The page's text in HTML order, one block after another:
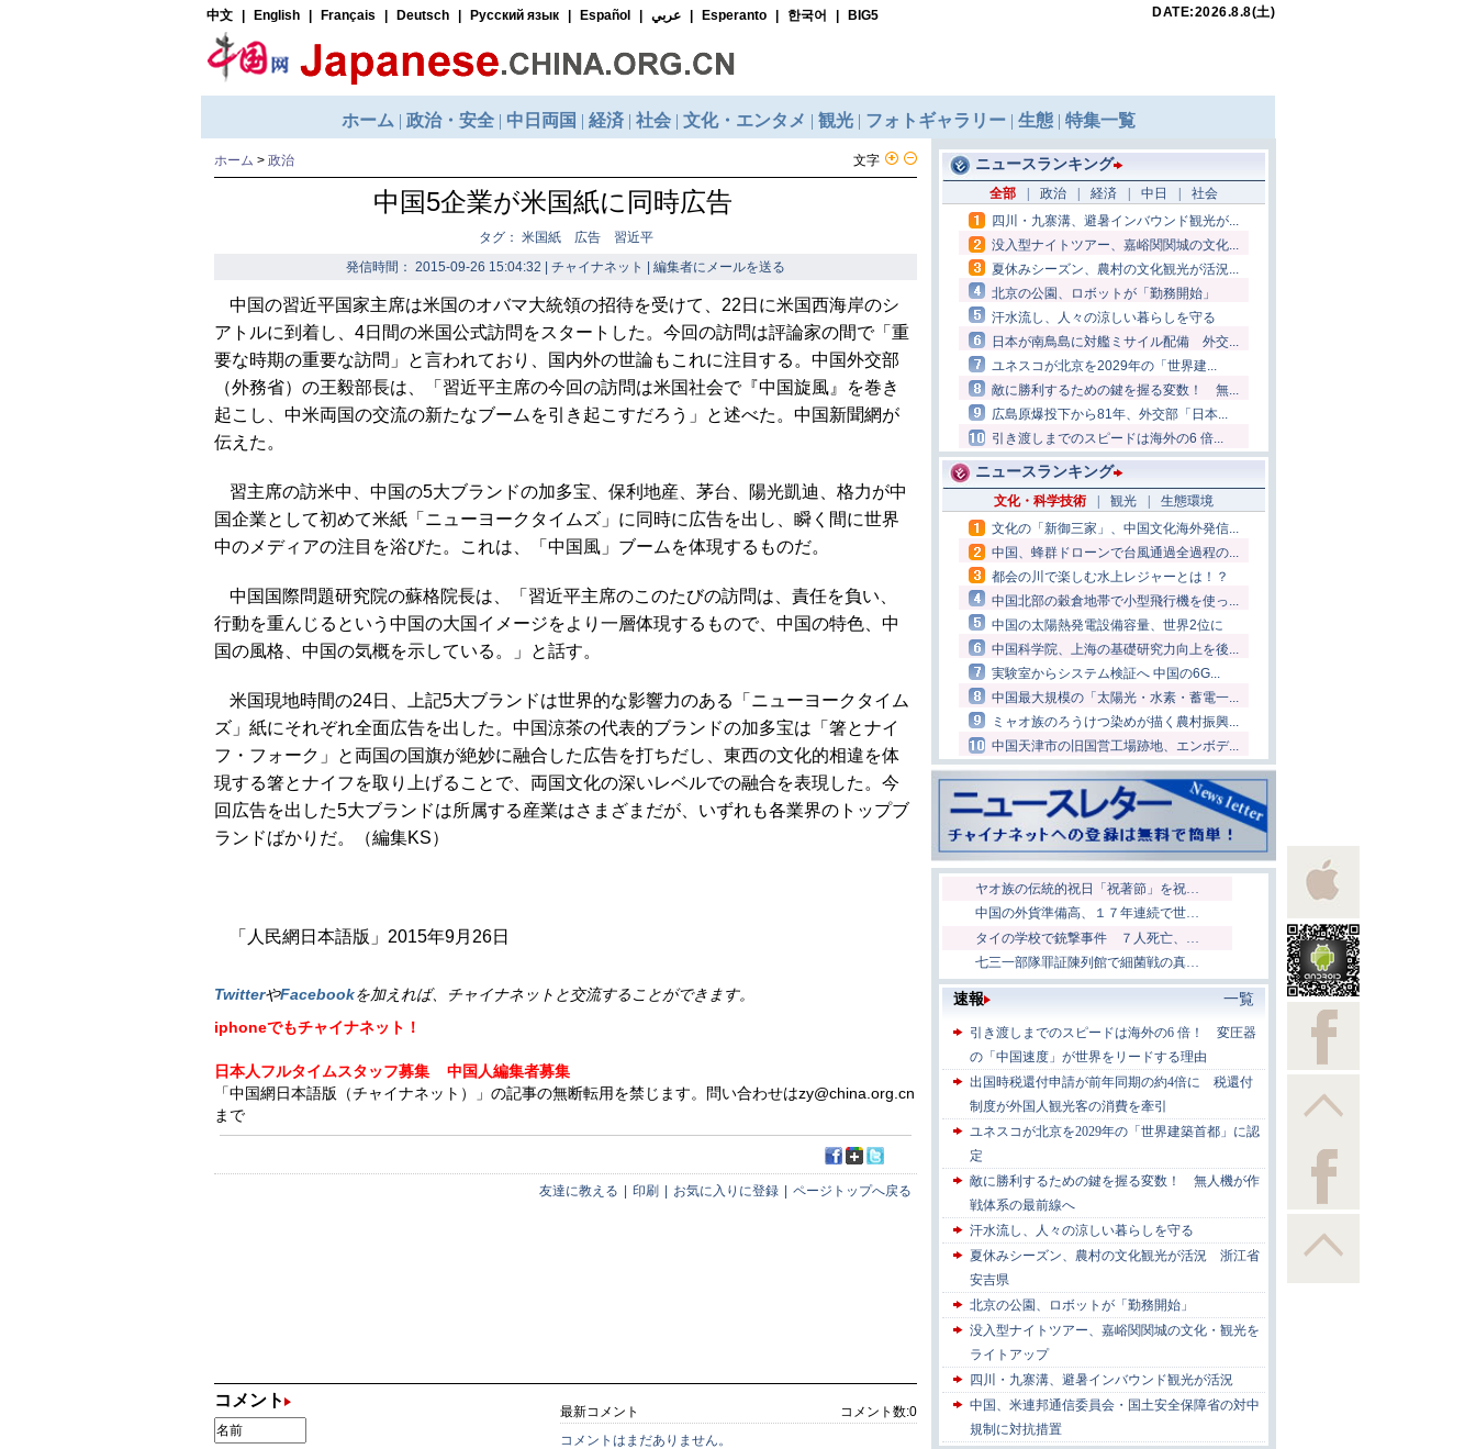
文字
ホーム > 政治
中国5企業が米国紙に同時広告
タグ： 米国紙 広告 習近平
発信時間： 2015-09-26 15:04:32 | チャイナネット | 編集者にメールを送る
中国の習近平国家主席は米国のオバマ大統領の招待を受けて、22日に米国西海岸のシ
アトルに到着し、4日間の米国公式訪問をスタートした。今回の訪問は評論家の間で「重
要な時期の重要な訪問」と言われており、国内外の世論もこれに注目する。中国外交部
（外務省）の王毅部長は、「習近平主席の今回の訪問は米国社会で『中国旋風』を巻き
起こし、中米両国の交流の新たなブームを引き起こすだろう」と述べた。中国新聞網が
伝えた。
習主席の訪米中、中国の5大ブランドの加多宝、保利地産、茅台、陽光凱迪、格力が中
国企業として初めて米紙「ニューヨークタイムズ」に同時に広告を出し、瞬く間に世界
中のメディアの注目を浴びた。これは、「中国風」ブームを体現するものだ。
中国国際問題研究院の蘇格院長は、「習近平主席のこのたびの訪問は、責任を負い、
行動を重んじるという中国の大国イメージをより一層体現するもので、中国の特色、中
国の風格、中国の気概を示している。」と話す。
米国現地時間の24日、上記5大ブランドは世界的な影響力のある「ニューヨークタイム
ズ」紙にそれぞれ全面広告を出した。中国涼茶の代表的ブランドの加多宝は「箸とナイ
フ・フォーク」と両国の国旗が絶妙に融合した広告を打ちだし、東西の文化的相違を体
現する箸とナイフを取り上げることで、両国文化の深いレベルでの融合を表現した。今
回広告を出した5大ブランドは所属する産業はさまざまだが、いずれも各業界のトップブ
ランドばかりだ。（編集KS）
「人民網日本語版」2015年9月26日
TwitterやFacebookを加えれば、チャイナネットと交流することができます。
iphoneでもチャイナネット！
日本人フルタイムスタッフ募集
中国人編集者募集
「中国網日本語版（チャイナネット）」の記事の無断転用を禁じます。問い合わせはzy@china.org.cn
まで
友達に教える 印刷 お気に入りに登録 ページトップへ戻る
コメント
コメント数:0
最新コメント
コメントはまだありません。